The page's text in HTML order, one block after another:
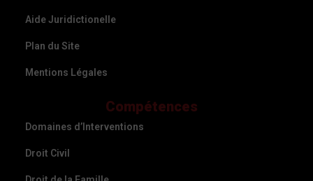
Aide Juridictionelle
Plan du Site
Mentions Légales
Compétences
Domaines d’Interventions
Droit Civil